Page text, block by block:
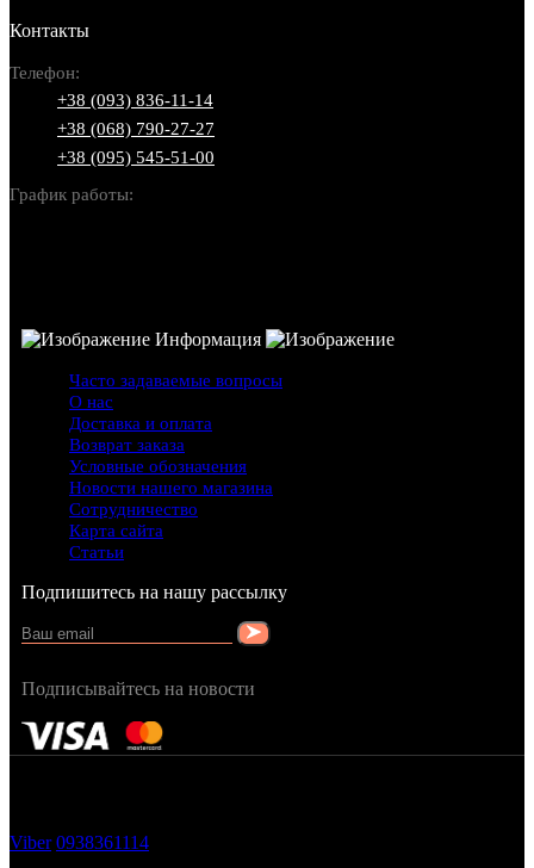
Контакты
Телефон:
+38 (093) 836-11-14
+38 (068) 790-27-27
+38 (095) 545-51-00
График работы:
Информация
Часто задаваемые вопросы
О нас
Доставка и оплата
Возврат заказа
Условные обозначения
Новости нашего магазина
Сотрудничество
Карта сайта
Статьи
Подпишитесь на нашу рассылку
Подписывайтесь на новости
Viber 0938361114